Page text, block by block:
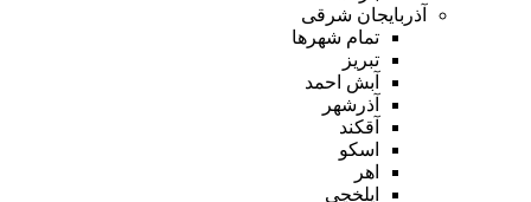
آذربایجان شرقی
تمام شهر‌ها
تبریز
آبش احمد
آذرشهر
آقکند
اسکو
اهر
ایلخچی